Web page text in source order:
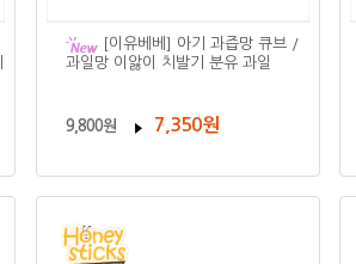
[이유베베] 아기 과즙망 큐브 /
과일망 이앓이 치발기 분유 과일
9,800원 7,350원